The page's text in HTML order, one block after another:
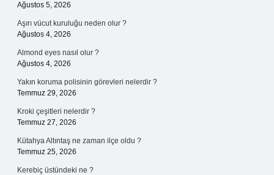
Ağustos 5, 2026
Aşırı vücut kuruluğu neden olur ?
Ağustos 4, 2026
Almond eyes nasıl olur ?
Ağustos 4, 2026
Yakın koruma polisinin görevleri nelerdir ?
Temmuz 29, 2026
Kroki çeşitleri nelerdir ?
Temmuz 27, 2026
Kütahya Altıntaş ne zaman ilçe oldu ?
Temmuz 25, 2026
Kerebiç üstündeki ne ?